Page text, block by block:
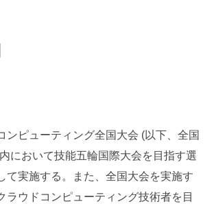
ンピューティング全国大会 (以下、全国
において技能五輪国際大会を目指す選
て実施する。また、全国大会を実施す
ラウドコンピューティング技術者を目